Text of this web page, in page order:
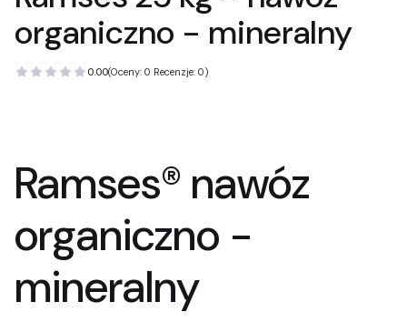
organiczno - mineralny
0.00(Oceny: 0 Recenzje: 0)
Ramses® nawóz
organiczno -
mineralny